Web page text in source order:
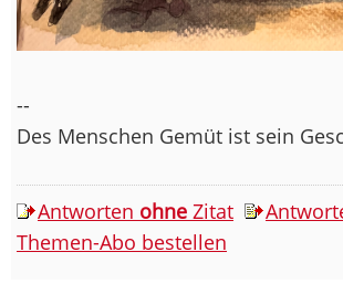
--
Des Menschen Gemüt ist sein
Antworten ohne Zitat
Themen-Abo bestellen